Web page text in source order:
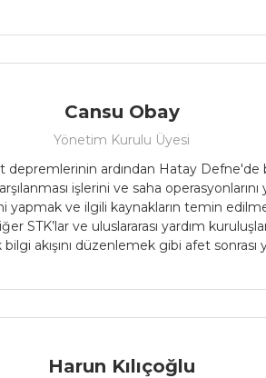
Cansu Obay
Yönetim Kurulu Üyesi
depremlerinin ardından Hatay
işlerini ve saha
ve ilgili kaynakların temin
STK’lar ve uluslararası yardım
bilgi akışını düzenlemek gibi afet
Harun Kılıçoğlu